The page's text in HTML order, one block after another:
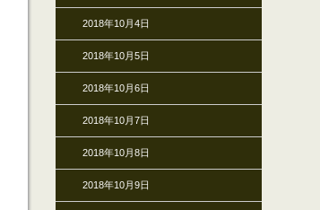
2018年10月4日
2018年10月5日
2018年10月6日
2018年10月7日
2018年10月8日
2018年10月9日